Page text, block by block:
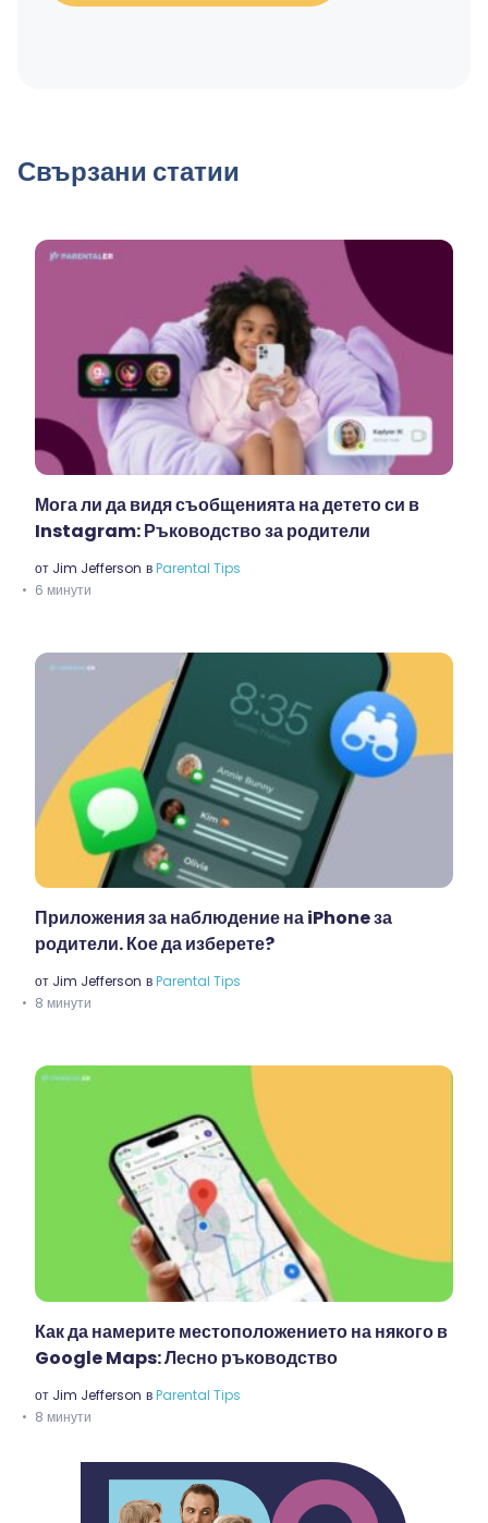
Свързани статии
Мога ли да видя съобщенията на детето си в
Instagram: Ръководство за родители
от Jim Jefferson вParental Tips
6 минути
Приложения за наблюдение на iPhone за
родители. Кое да изберете?
от Jim Jefferson вParental Tips
8 минути
Как да намерите местоположението на някого в
Google Maps: Лесно ръководство
от Jim Jefferson вParental Tips
8 минути